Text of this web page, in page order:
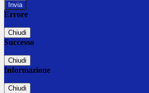
Errore
Chiudi
Successo
Chiudi
Informazione
Chiudi